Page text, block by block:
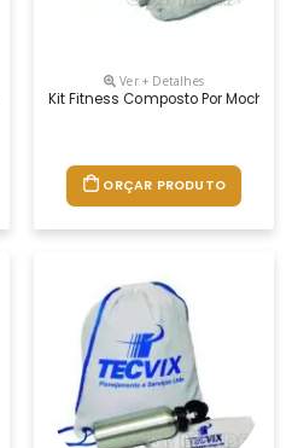
Nylon, Squeeze Pet 550 Ml E
Ver + Detalhes
Kit Fitness Composto Por Mochila
ORÇAR PRODUTO